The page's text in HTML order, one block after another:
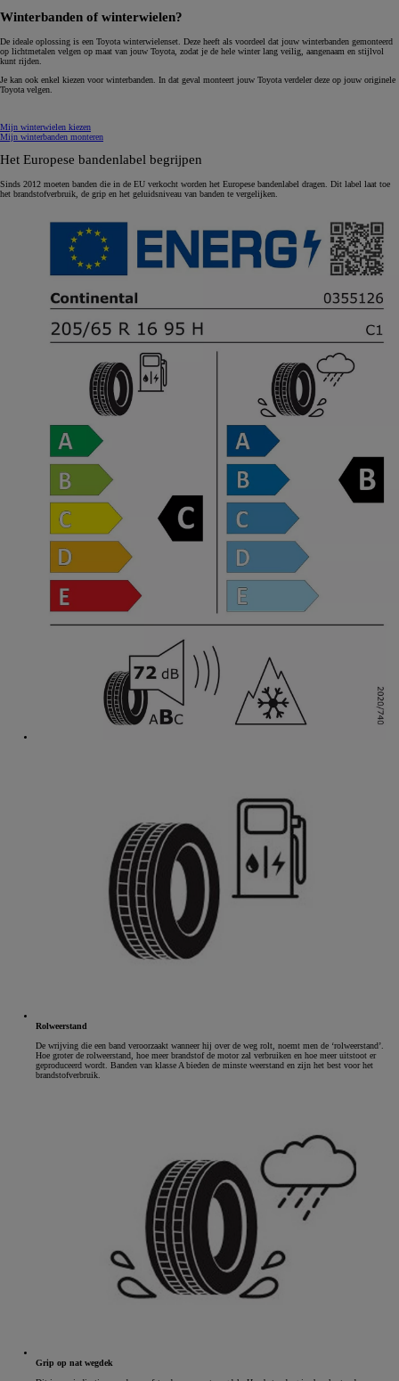
Winterbanden of winterwielen?
De ideale oplossing is een Toyota winterwielenset . Deze heeft als voordeel dat jouw winterbanden gemonteerd
op lichtmetalen velgen op maat van jouw Toyota, zodat je de hele winter lang veilig, aangenaam en stijlvol
kunt rijden.
Je kan ook enkel kiezen voor winterbanden. In dat geval monteert jouw Toyota verdeler deze op jouw originele
Toyota velgen.
Mijn winterwielen kiezen
Mijn winterbanden monteren
Het Europese bandenlabel begrijpen
Sinds 2012 moeten banden die in de EU verkocht worden het Europese bandenlabel dragen. Dit label laat toe
het brandstofverbruik, de grip en het geluidsniveau van banden te vergelijken.
Rolweerstand
De wrijving die een band veroorzaakt wanneer hij over de weg rolt, noemt men de ‘rolweerstand’.
Hoe groter de rolweerstand, hoe meer brandstof de motor zal verbruiken en hoe meer uitstoot er
geproduceerd wordt. Banden van klasse A bieden de minste weerstand en zijn het best voor het
brandstofverbruik.
Grip op nat wegdek